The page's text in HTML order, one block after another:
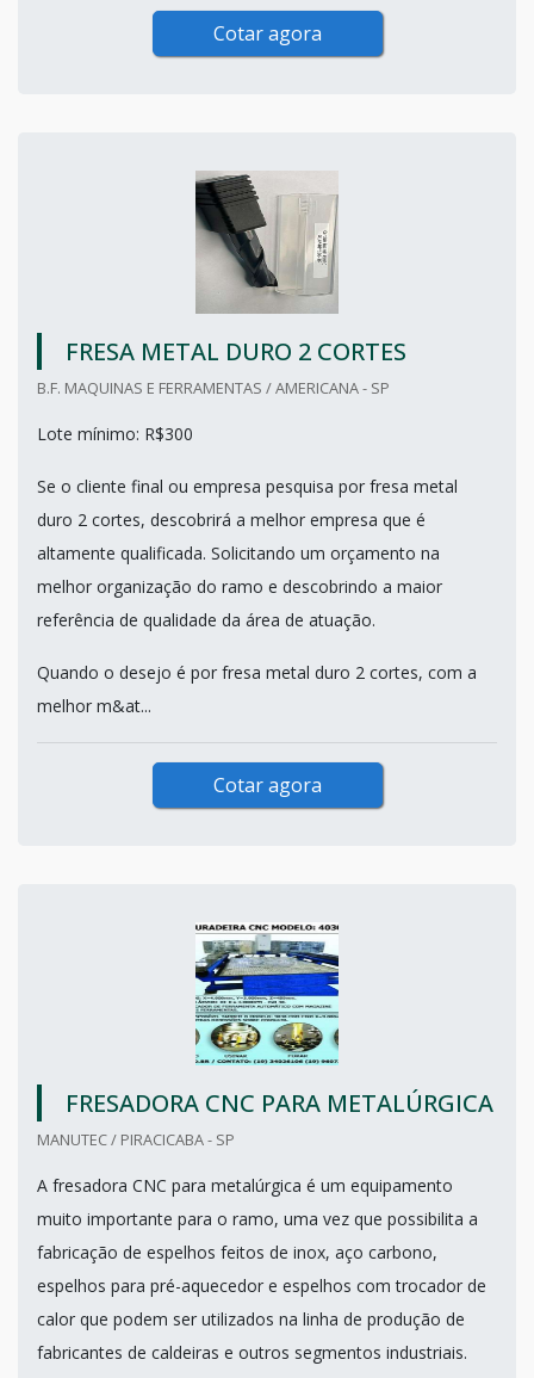
Cotar agora
FRESA METAL DURO 2 CORTES
B.F. MAQUINAS E FERRAMENTAS / AMERICANA - SP
Lote mínimo: R$300
Se o cliente final ou empresa pesquisa por fresa metal
duro 2 cortes, descobrirá a melhor empresa que é
altamente qualificada. Solicitando um orçamento na
melhor organização do ramo e descobrindo a maior
referência de qualidade da área de atuação.
Quando o desejo é por fresa metal duro 2 cortes, com a
melhor m&at...
Cotar agora
FRESADORA CNC PARA METALÚRGICA
MANUTEC / PIRACICABA - SP
A fresadora CNC para metalúrgica é um equipamento
muito importante para o ramo, uma vez que possibilita a
fabricação de espelhos feitos de inox, aço carbono,
espelhos para pré-aquecedor e espelhos com trocador de
calor que podem ser utilizados na linha de produção de
fabricantes de caldeiras e outros segmentos industriais.